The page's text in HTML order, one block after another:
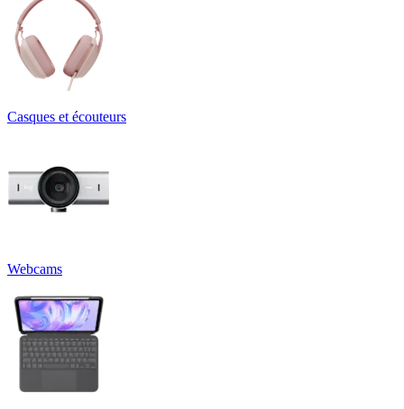
Casques et écouteurs
Webcams